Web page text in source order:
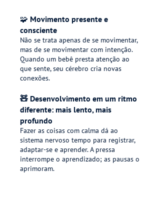
🧩 Movimento presente e
consciente
Não se trata apenas de se movimentar,
mas de se movimentar com intenção.
Quando um bebê presta atenção ao
que sente, seu cérebro cria novas
conexões.
🧸 Desenvolvimento em um ritmo
diferente: mais lento, mais
profundo
Fazer as coisas com calma dá ao
sistema nervoso tempo para registrar,
adaptar-se e aprender. A pressa
interrompe o aprendizado; as pausas o
aprimoram.